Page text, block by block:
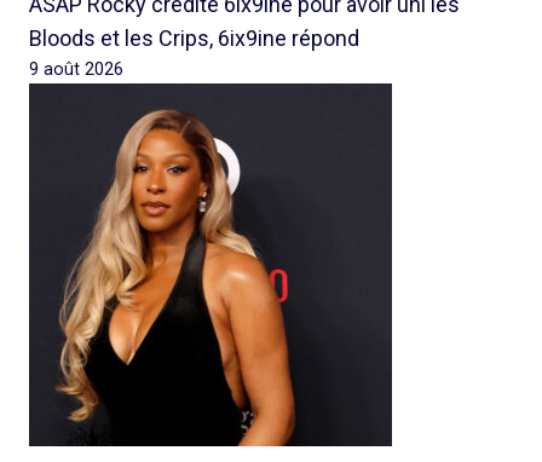
Bloods et les Crips, 6ix9ine répond
9 août 2026